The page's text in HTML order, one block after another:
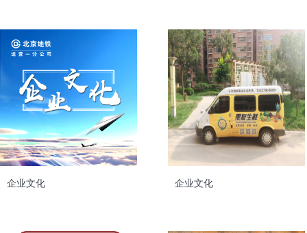
企业文化 企业文化